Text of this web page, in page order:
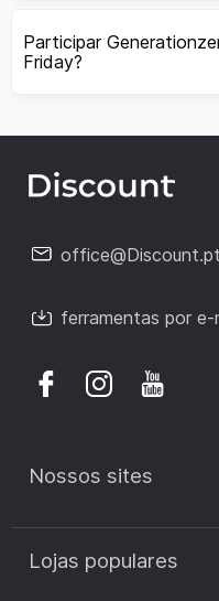
Participar
Friday?
office@Discount.pt
ferramentas por e-
Nossos sites
discount.pt
discount.sk
Lojas populares